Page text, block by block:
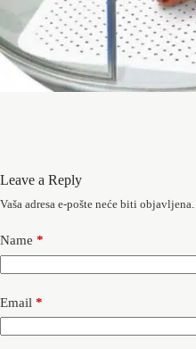
Leave a Reply
Vaša adresa e-pošte neće biti objavljena.
Name *
Email *